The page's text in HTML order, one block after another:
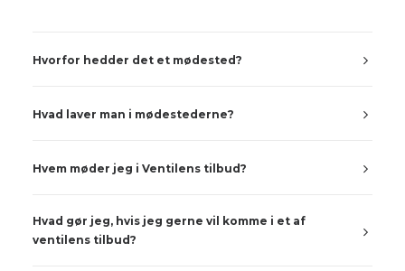
Hvorfor hedder det et mødested?
Hvad laver man i mødestederne?
Hvem møder jeg i Ventilens tilbud?
Hvad gør jeg, hvis jeg gerne vil komme i et af
ventilens tilbud?